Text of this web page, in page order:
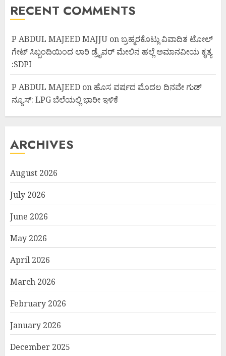
RECENT COMMENTS
P ABDUL MAJEED MAJJU onಬ್ರಹ್ಮರಕೊಟ್ಲು ವಿವಾದಿತ ಟೋಲ್
ಗೇಟ್ ಸಿಬ್ಬಂದಿಯಿಂದ ಲಾರಿ ಡ್ರೈವರ್ ಮೇಲಿನ ಹಲ್ಲೆ ಅಮಾನವೀಯ ಕೃತ್ಯ
:SDPI
P ABDUL MAJEED on ಹೊಸ ವರ್ಷದ ಮೊದಲ ದಿನವೇ ಗುಡ್
ನ್ಯೂಸ್: LPG ಬೆಲೆಯಲ್ಲಿ ಭಾರೀ ಇಳಿಕೆ
ARCHIVES
August 2026
July 2026
June 2026
May 2026
April 2026
March 2026
February 2026
January 2026
December 2025